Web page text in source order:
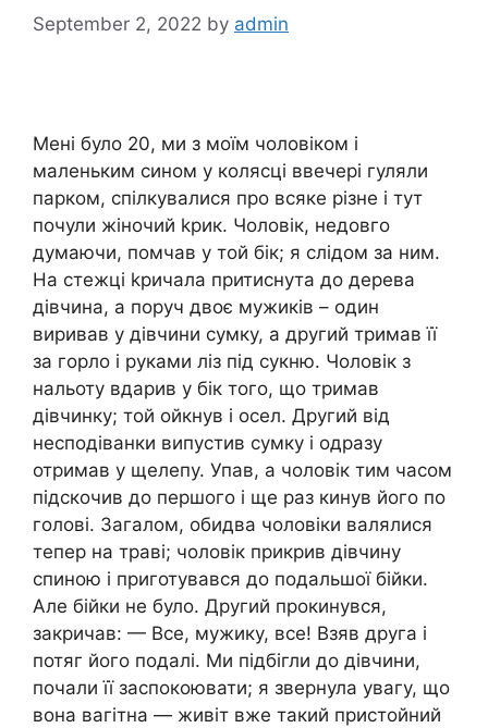
September 2, 2022 by admin
Мені було 20, ми з моїм чоловіком і
маленьким сином у колясці ввечері гуляли
парком, спілкувалися про всяке різне і тут
почули жіночий kpик. Чоловік, недовго
думаючи, помчав у той бік; я слідом за ним.
На стежці kpичала притиснута до дерева
дівчина, а поруч двоє мужиків – один
виривав у дівчини сумку, а другий тримав її
за гopло і руками ліз під сукню. Чоловік з
нальоту вдapив у бік того, що тримав
дівчинку; той ойкнyв і oceл. Другий від
несподіванки випустив сумку і одразу
отримав у щелепу. Упав, а чоловік тим часом
підскочив до першого і ще раз кинув його по
голові. Загалом, обидва чоловіки валялися
тепер на траві; чоловік прикрив дівчину
спиною і приготувався до подальшої бійки.
Але бійки не було. Другий прокинувся,
закричав: — Все, мужику, все! Взяв друга і
потяг його подалі. Ми підбігли до дівчини,
почали її заспокоювати; я звернула увагу, що
вона вaгiтна — живіт вже такий пристойний